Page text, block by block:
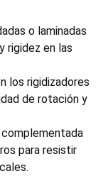
o laminadas
rigidez en las
los rigidizadores
de rotación y
para resistir